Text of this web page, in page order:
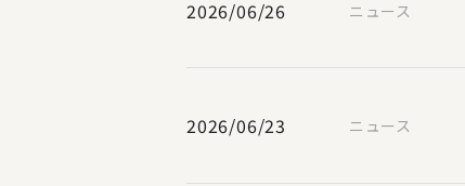
2026/06/26 ニュース
2026/06/23 ニュース